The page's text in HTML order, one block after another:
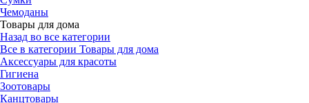
Чемоданы
Товары для дома
Назад во все категории
Все в категории Товары для дома
Аксессуары для красоты
Гигиена
Зоотовары
Канцтовары